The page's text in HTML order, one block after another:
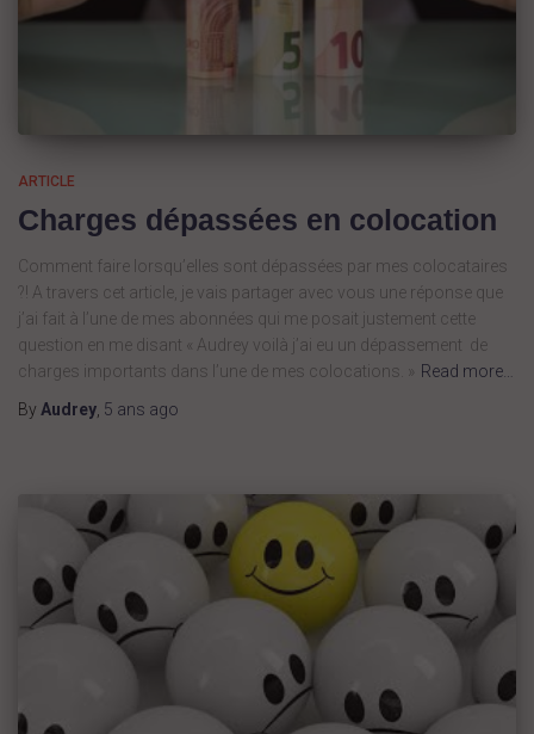
ARTICLE
Charges dépassées en colocation
Comment faire lorsqu’elles sont dépassées par mes colocataires
?! A travers cet article, je vais partager avec vous une réponse que
j’ai fait à l’une de mes abonnées qui me posait justement cette
question en me disant « Audrey voilà j’ai eu un dépassement de
charges importants dans l’une de mes colocations. »
Read more…
By Audrey 5 ans ago